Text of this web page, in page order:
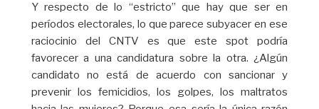
Y respecto de lo “estricto” que hay que ser en
períodos electorales, lo que parece subyacer en ese
raciocinio del CNTV es que este spot podría
favorecer a una candidatura sobre la otra. ¿Algún
candidato no está de acuerdo con sancionar y
prevenir los femicidios, los golpes, los maltratos